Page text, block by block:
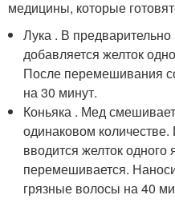
медицины, которые
Лука . В
добавляется желток
После перемешивания
на 30 минут.
Коньяка . Мед
одинаковом количестве.
вводится желток одного
перемешивается.
грязные волосы на 40